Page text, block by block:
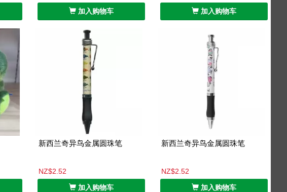
加入购物车
加入购物车
新西兰奇异鸟金属圆珠笔
NZ$2.52
加入购物车
新西兰奇异鸟金属圆珠笔
NZ$2.52
加入购物车